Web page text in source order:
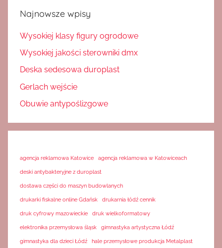
Najnowsze wpisy
Wysokiej klasy figury ogrodowe
Wysokiej jakości sterowniki dmx
Deska sedesowa duroplast
Gerlach wejście
Obuwie antypoślizgowe
agencja reklamowa Katowice agencja reklamowa w Katowiceach
deski antybakteryjne z duroplast
dostawa części do maszyn budowlanych
drukarki fiskalne online Gdańsk drukarnia łódź cennik
druk cyfrowy mazowieckie druk wielkoformatowy
elektronika przemysłowa śląsk gimnastyka artystyczna Łódź
gimnastyka dla dzieci Łódź hale przemysłowe produkcja Metalplast